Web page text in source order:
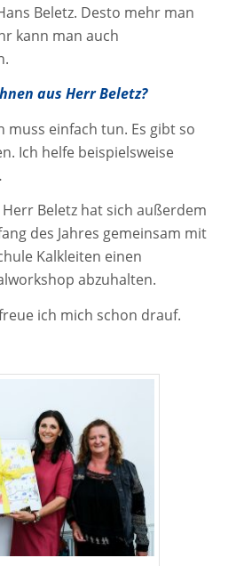
Beletz. Desto mehr man
kann man auch
aus Herr Beletz?
muss einfach tun. Es gibt so
Ich helfe beispielsweise
Herr Beletz hat sich außerdem
des Jahres gemeinsam mit
Kalkleiten einen
abzuhalten.
ich mich schon drauf.